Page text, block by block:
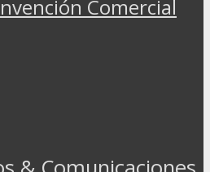
Comercial